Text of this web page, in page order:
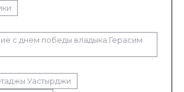
с днем победы владыка Герасим
Уастырджи